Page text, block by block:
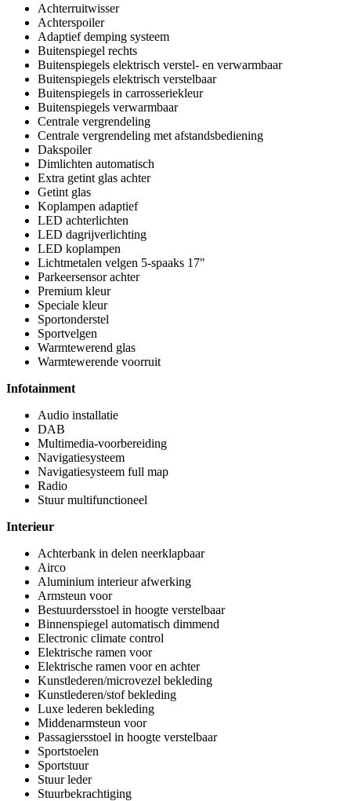
Achterruitwisser
Achterspoiler
Adaptief demping systeem
Buitenspiegel rechts
Buitenspiegels elektrisch verstel- en verwarmbaar
Buitenspiegels elektrisch verstelbaar
Buitenspiegels in carrosseriekleur
Buitenspiegels verwarmbaar
Centrale vergrendeling
Centrale vergrendeling met afstandsbediening
Dakspoiler
Dimlichten automatisch
Extra getint glas achter
Getint glas
Koplampen adaptief
LED achterlichten
LED dagrijverlichting
LED koplampen
Lichtmetalen velgen 5-spaaks 17"
Parkeersensor achter
Premium kleur
Speciale kleur
Sportonderstel
Sportvelgen
Warmtewerend glas
Warmtewerende voorruit
Infotainment
Audio installatie
DAB
Multimedia-voorbereiding
Navigatiesysteem
Navigatiesysteem full map
Radio
Stuur multifunctioneel
Interieur
Achterbank in delen neerklapbaar
Airco
Aluminium interieur afwerking
Armsteun voor
Bestuurdersstoel in hoogte verstelbaar
Binnenspiegel automatisch dimmend
Electronic climate control
Elektrische ramen voor
Elektrische ramen voor en achter
Kunstlederen/microvezel bekleding
Kunstlederen/stof bekleding
Luxe lederen bekleding
Middenarmsteun voor
Passagiersstoel in hoogte verstelbaar
Sportstoelen
Sportstuur
Stuur leder
Stuurbekrachtiging